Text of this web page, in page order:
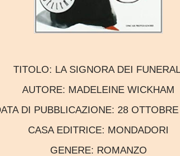
TITOLO: LA SIGNORA DEI
AUTORE: MADELEINE WICKHAM
DATA DI PUBBLICAZIONE: 28
CASA EDITRICE: MONDADORI
GENERE: ROMANZO